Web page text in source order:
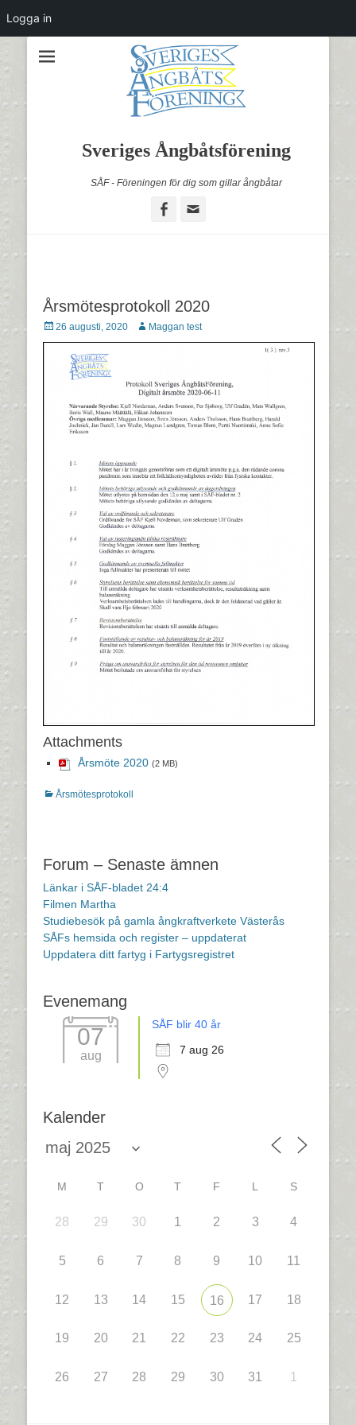
Sveriges Ångbåtsförening
SÅF - Föreningen för dig som gillar ångbåtar
Facebook
Årsmötesprotokoll 2020
Postades
den
26 augusti, 2020 Författare
Maggan test
Attachments
Årsmöte 2020 (2 MB)
Kategorier
Årsmötesprotokoll
Forum – Senaste ämnen
Länkar i SÅF-bladet 24:4
Filmen Martha
Studiebesök på gamla ångkraftverkete Västerås
SÅFs hemsida och register – uppdaterat
Uppdatera ditt fartyg i Fartygsregistret
Evenemang
07
aug
SÅF blir 40 år
7 aug 26
Kalender
M T O T F L S
28 29 30 1 2 3 4
5 6 7 8 9 10 11
12 13 14 15 16 17 18
19 20 21 22 23 24 25
26 27 28 29 30 31 1
Logga in